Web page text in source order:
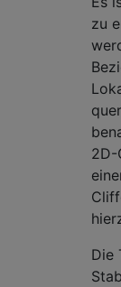
zu
2D-
Die